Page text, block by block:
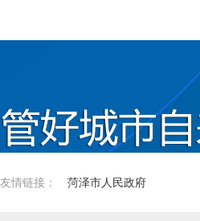
友情链接： 菏泽市人民政府